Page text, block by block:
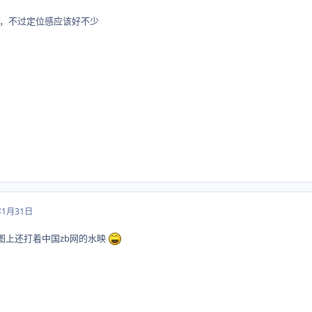
不过定位感应该好不少
月31日
上还打着中国zb网的水映